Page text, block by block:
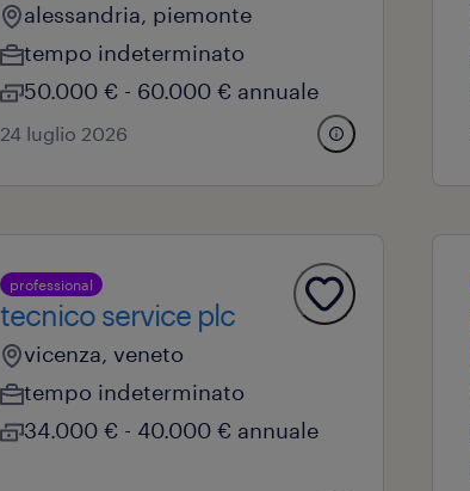
alessandria, piemonte
tempo indeterminato
50.000 € - 60.000 € annuale
24 luglio 2026
professional
tecnico service plc
vicenza, veneto
tempo indeterminato
34.000 € - 40.000 € annuale